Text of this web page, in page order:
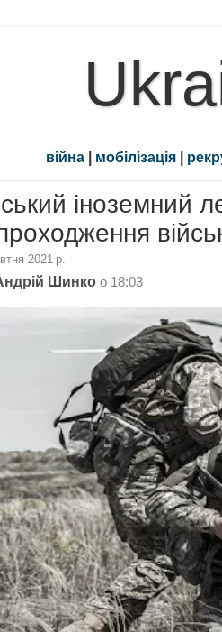
війна | мобілізація |
іноземний
2021 р.
Шинко о 18:03